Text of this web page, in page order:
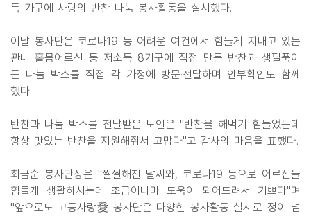
득 가구에 사랑의 반찬 나눔 봉사활동을 실시했다.
이날 봉사단은 코로나19 등 어려운 여건에서 힘들게 지내고 있는
관내 홀몸어르신 등 저소득 8가구에 직접 만든 반찬과 생필품이
든 나눔 박스를 직접 각 가정에 방문·전달하며 안부확인도 함께
했다.
반찬과 나눔 박스를 전달받은 노인은 "반찬을 해먹기 힘들었는데
항상 맛있는 반찬을 지원해줘서 고맙다"고 감사의 마음을 표했다.
최금순 봉사단장은 "쌀쌀해진 날씨와, 코로나19 등으로 어르신들
힘들게 생활하시는데 조금이나마 도움이 되어드려서 기쁘다"며
"앞으로도 고등사랑愛 봉사단은 다양한 봉사활동 실시로 정이 넘